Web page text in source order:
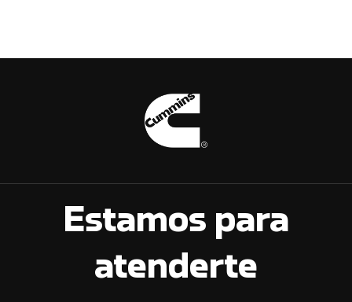
Estamos para
atenderte